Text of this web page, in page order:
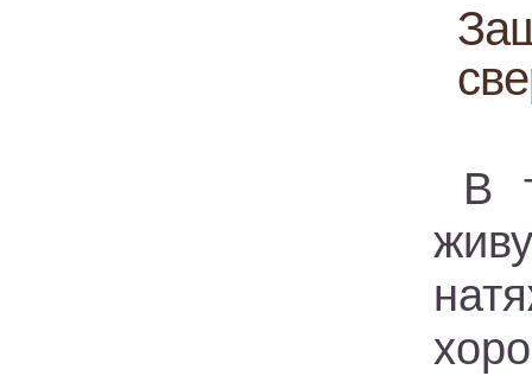
В